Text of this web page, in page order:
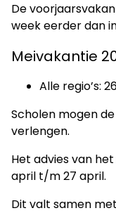
De
week eerder dan
Meivakantie
Alle regio’s:
Scholen mogen
verlengen.
Het advies van
april t/m 27 april.
Dit valt samen